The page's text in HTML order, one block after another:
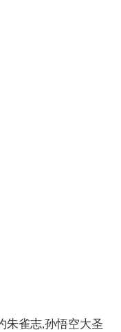
朱雀志,孙悟空大圣